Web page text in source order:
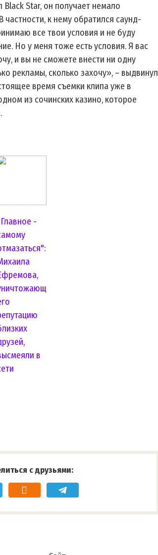
Black Star, он получает немало
к нему обратился саунд-
все твои условия и не буду
Но у меня тоже есть условия. Я вас
и вы не сможете внести ни одну
рекламы, сколько захочу», – выдвинул
время съемки клипа уже в
из сочинских казино, которое
-
в
с друзьями: